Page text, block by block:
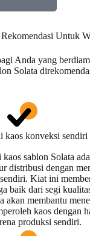
Untuk
Anda yang
Solata
kaos konveksi sendiri
kaos sablon Solata
distribusi dengan
Kiat ini
baik dari segi
akan membantu
kaos dengan
produksi sendiri.